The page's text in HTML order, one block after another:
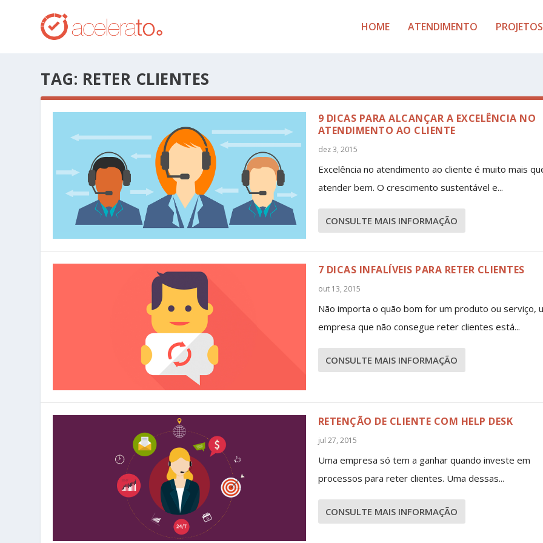
HOME ATENDIMENTO PROJETOS
TAG: RETER CLIENTES
9 DICAS PARA ALCANÇAR A EXCELÊNCIA NO
ATENDIMENTO AO CLIENTE
dez 3, 2015
Excelência no atendimento ao cliente é muito mais
atender bem. O crescimento sustentável e...
CONSULTE MAIS INFORMAÇÃO
7 DICAS INFALÍVEIS PARA RETER CLIENTES
out 13, 2015
Não importa o quão bom for um produto ou serviço,
empresa que não consegue reter clientes está...
CONSULTE MAIS INFORMAÇÃO
RETENÇÃO DE CLIENTE COM HELP DESK
jul 27, 2015
Uma empresa só tem a ganhar quando investe em
processos para reter clientes. Uma dessas...
CONSULTE MAIS INFORMAÇÃO